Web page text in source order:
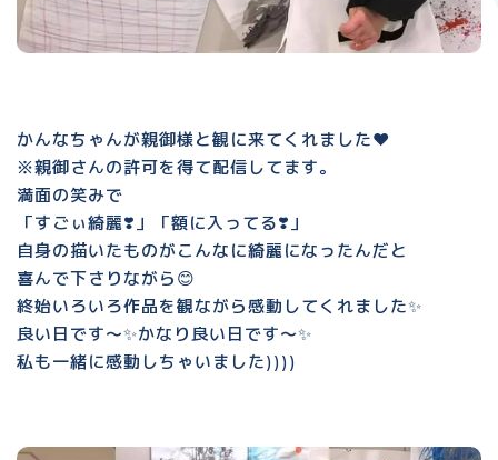
かんなちゃんが親御様と観に来てくれました❤️
※親御さんの許可を得て配信してます。
満面の笑みで
「すごぃ綺麗❣️」「額に入ってる❣️」
自身の描いたものがこんなに綺麗になったんだと
喜んで下さりながら😊
終始いろいろ作品を観ながら感動してくれました✨
良い日です〜✨かなり良い日です〜✨
私も一緒に感動しちゃいました))))